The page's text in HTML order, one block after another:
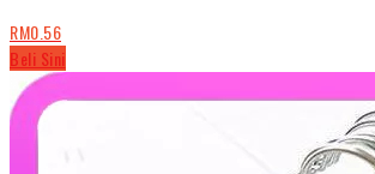
RM0.56
Beli Sini